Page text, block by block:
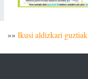
»» Ikusi aldizkari guztiak